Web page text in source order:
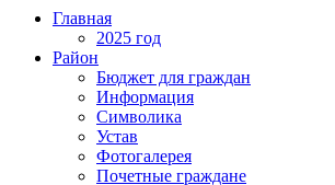
Главная
2025 год
Район
Бюджет для граждан
Информация
Символика
Устав
Фотогалерея
Почетные граждане